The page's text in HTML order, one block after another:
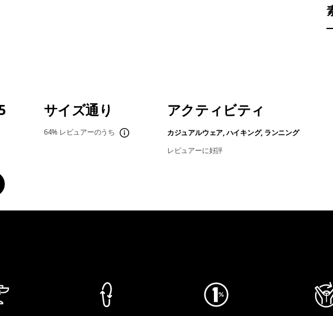
サイズ通り
64% レビュアーのうち
アクティビティ
カジュアルウェア, ハイキング, ランニング
レビュアーに好評